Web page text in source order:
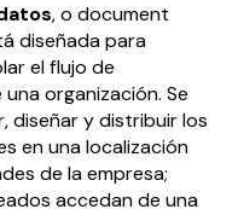
, o document
diseñada para
el flujo de
organización. Se
diseñar y distribuir los
en una localización
de la empresa;
accedan de una